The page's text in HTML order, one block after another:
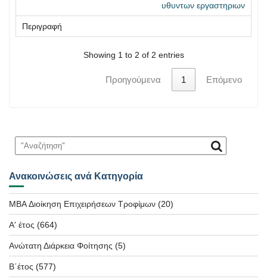
υθυντων εργαστηριων
Showing 1 to 2 of 2 entries
Προηγούμενα 1 Επόμενο
Ανακοινώσεις ανά Κατηγορία
MBA Διοίκηση Επιχειρήσεων Τροφίμων (20)
Α' έτος (664)
Ανώτατη Διάρκεια Φοίτησης (5)
Β΄έτος (577)